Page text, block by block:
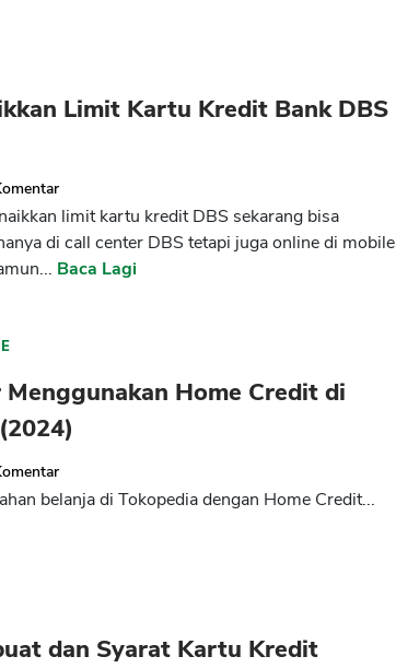
Limit Kartu Kredit Bank DBS
limit kartu kredit DBS sekarang bisa
di call center DBS tetapi juga online di mobile
Baca Lagi
Menggunakan Home Credit di
belanja di Tokopedia dengan Home Credit...
dan Syarat Kartu Kredit